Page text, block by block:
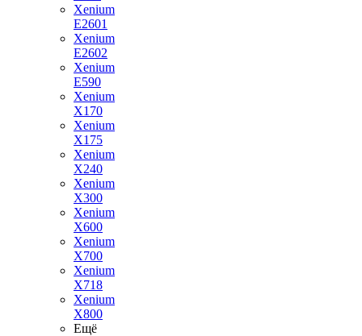
Xenium
E2601
Xenium
E2602
Xenium
E590
Xenium
X170
Xenium
X175
Xenium
X240
Xenium
X300
Xenium
X600
Xenium
X700
Xenium
X718
Xenium
X800
Ещё